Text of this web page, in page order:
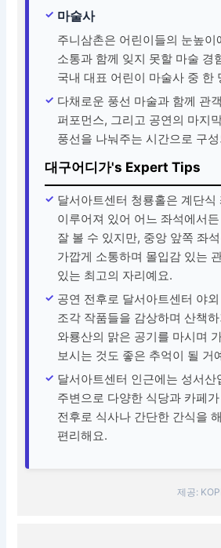
마술사
주니삼촌은 어린이들의 눈높이
소통과 함께 잊지 못할 마술 경
국내 대표 어린이 마술사 중 한
다채로운 풍선 마술과 함께 관
퍼포먼스, 그리고 공연의 마지
풍선을 나눠주는 시간으로 구
대구어디가's Expert Tips
달서아트센터 청룡홀은 계단식
이루어져 있어 어느 좌석에서
잘 볼 수 있지만, 중앙 앞쪽 좌
가깝게 소통하며 몰입감 있는
있는 최고의 자리예요.
공연 전후로 달서아트센터 야
조각 작품들을 감상하며 산책
와룡산의 맑은 공기를 마시며
보시는 것도 좋은 추억이 될 거
달서아트센터 인근에는 성서산
주변으로 다양한 식당과 카페
전후로 식사나 간단한 간식을
편리해요.
제공: